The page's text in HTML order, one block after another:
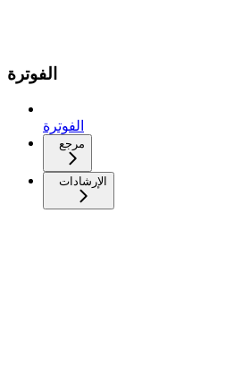
الفوترة
الفوترة
مرجع
الإرشادات